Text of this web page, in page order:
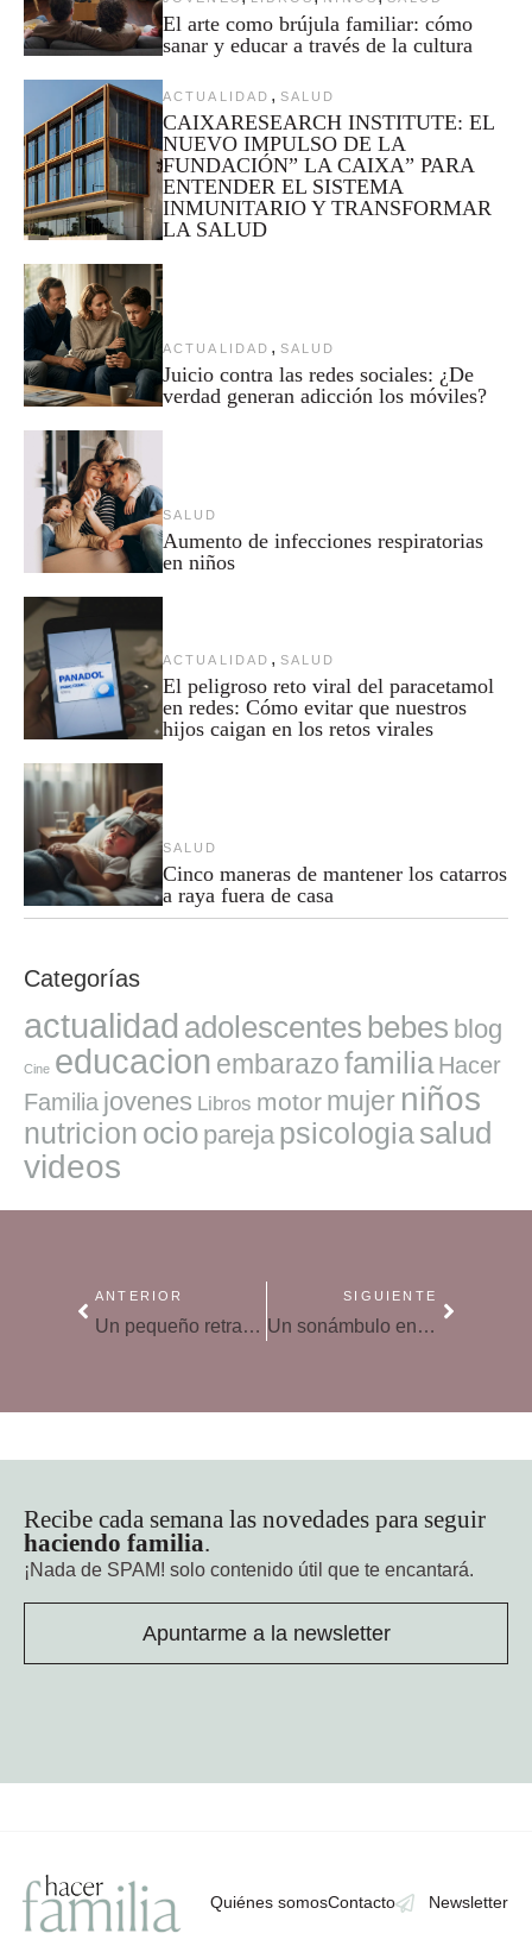
El arte como brújula familiar: cómo
sanar y educar a través de la cultura
ACTUALIDAD , SALUD
CAIXARESEARCH INSTITUTE: EL
NUEVO IMPULSO DE LA
FUNDACIÓN” LA CAIXA” PARA
ENTENDER EL SISTEMA
INMUNITARIO Y TRANSFORMAR
LA SALUD
ACTUALIDAD , SALUD
Juicio contra las redes sociales: ¿De
verdad generan adicción los móviles?
SALUD
Aumento de infecciones respiratorias
en niños
ACTUALIDAD , SALUD
El peligroso reto viral del paracetamol
en redes: Cómo evitar que nuestros
hijos caigan en los retos virales
SALUD
Cinco maneras de mantener los catarros
a raya fuera de casa
Categorías
actualidad adolescentes bebes blog
Cine educacion embarazofamilia Hacer
Familia jovenes Libros motor mujer niños
nutricion ocio pareja psicologiasalud
videos
ANTERIOR
Un pequeño retraso en la hora de entrada al colegio ayudaría a la calidad del sueño
SIGUIENTE
Un sonámbulo en casa: medidas preventivas para ayudarle
Recibe cada semana las novedades para seguir
haciendo familia.
¡Nada de SPAM! solo contenido útil que te encantará.
Apuntarme a la newsletter
Quiénes somosContacto Newsletter